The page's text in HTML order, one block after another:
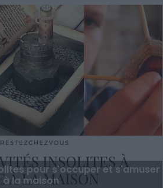
pour s'occuper et s'amuser
à la maison